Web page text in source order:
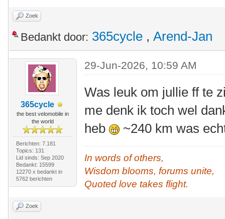
Zoek
Bedankt door: 365cycle , Arend-Jan
365cycle
the best velomobile in
the world
Berichten: 7.181
Topics: 131
Lid sinds: Sep 2020
Bedankt: 15599
12270 x bedankt in
5762 berichten
29-Jun-2026, 10:59 AM
Was leuk om jullie ff te
me denk ik toch wel
heb
~240 km was
In words of others,
Wisdom blooms, forums unite,
Quoted love takes flight.
Zoek